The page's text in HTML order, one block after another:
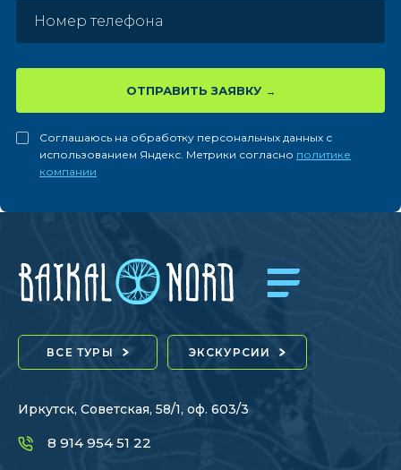
ОТПРАВИТЬ ЗАЯВКУ
Соглашаюсь на обработку персональных данных с
использованием Яндекс. Метрики согласно политике
компании
ВСЕ ТУРЫ ЭКСКУРСИИ
Иркутск, Советская, 58/1, оф. 603/3
8 914 954 51 22